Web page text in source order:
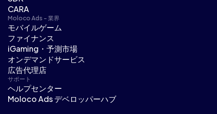
CARA
Moloco Ads - 業界
モバイルゲーム
ファイナンス
iGaming・予測市場
オンデマンドサービス
広告代理店
サポート
ヘルプセンター
Moloco Ads デベロッパーハブ